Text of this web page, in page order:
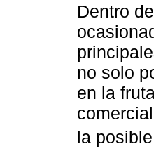
Dentro
no solo
en la
la